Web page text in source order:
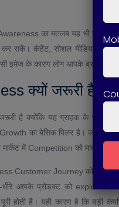
का मतलब यह भी है कि
सकें। कंटेंट, सोशल मीडिया
इमेज के कारण लोग आपके ब्रांड को
क्यों जरूरी है?
है क्योंकि यह ग्राहक के भरोसे और
Growth का बेसिक पिलर है। जब
में Competition को मात देने
Customer Journey को भी आसान
धीरे आपके प्रोडक्ट को explore
होती है। यही कारण है कि बड़ी